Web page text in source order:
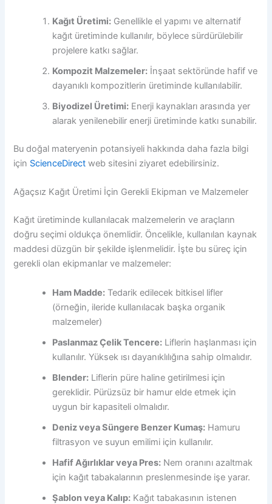
Kağıt Üretimi: Genellikle el yapımı ve alternatif
kağıt üretiminde kullanılır, böylece sürdürülebilir
projelere katkı sağlar.
Kompozit Malzemeler: İnşaat sektöründe hafif ve
dayanıklı kompozitlerin üretiminde kullanılabilir.
Biyodizel Üretimi: Enerji kaynakları arasında yer
alarak yenilenebilir enerji üretiminde katkı sunabilir.
Bu doğal materyenin potansiyeli hakkında daha fazla bilgi
için ScienceDirect web sitesini ziyaret edebilirsiniz.
Ağaçsız Kağıt Üretimi İçin Gerekli Ekipman ve Malzemeler
Kağıt üretiminde kullanılacak malzemelerin ve araçların
doğru seçimi oldukça önemlidir. Öncelikle, kullanılan kaynak
maddesi düzgün bir şekilde işlenmelidir. İşte bu süreç için
gerekli olan ekipmanlar ve malzemeler:
Ham Madde: Tedarik edilecek bitkisel lifler
(örneğin, ileride kullanılacak başka organik
malzemeler)
Paslanmaz Çelik Tencere: Liflerin haşlanması için
kullanılır. Yüksek ısı dayanıklılığına sahip olmalıdır.
Blender: Liflerin püre haline getirilmesi için
gereklidir. Pürüzsüz bir hamur elde etmek için
uygun bir kapasiteli olmalıdır.
Deniz veya Süngere Benzer Kumaş: Hamuru
filtrasyon ve suyun emilimi için kullanılır.
Hafif Ağırlıklar veya Pres: Nem oranını azaltmak
için kağıt tabakalarının preslenmesinde işe yarar.
Şablon veya Kalıp: Kağıt tabakasının istenen